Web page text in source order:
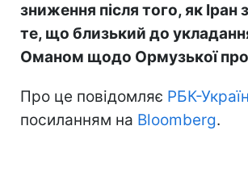
зниження після того, як Іран
те, що близький до
Оманом щодо Ормузької
Про це повідомляє РБК-
посиланням на Bloomberg.